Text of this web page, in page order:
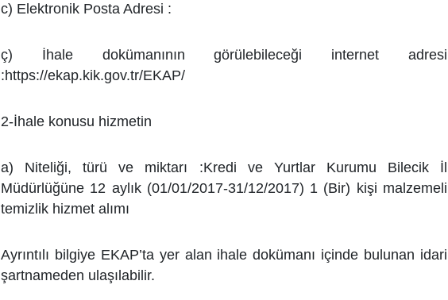
c) Elektronik Posta Adresi :
ç) İhale dokümanının görülebileceği internet adresi
:https://ekap.kik.gov.tr/EKAP/
2-İhale konusu hizmetin
a) Niteliği, türü ve miktarı :Kredi ve Yurtlar Kurumu Bilecik İl
Müdürlüğüne 12 aylık (01/01/2017-31/12/2017) 1 (Bir) kişi malzemeli
temizlik hizmet alımı
Ayrıntılı bilgiye EKAP’ta yer alan ihale dokümanı içinde bulunan idari
şartnameden ulaşılabilir.